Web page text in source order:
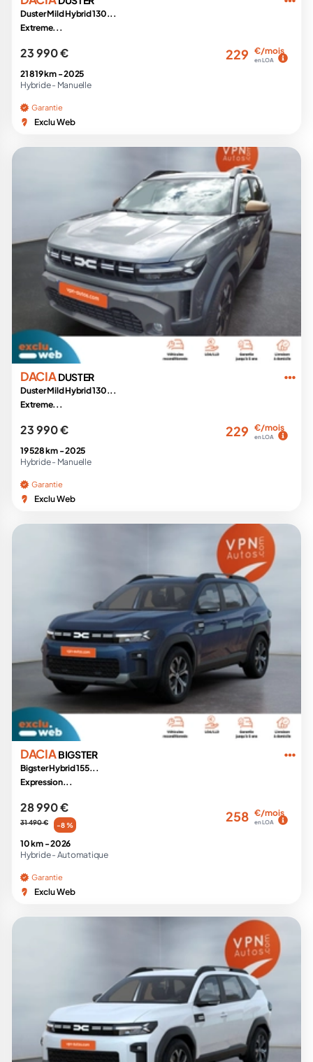
Duster Mild Hybrid 130...
Extreme...
23 990 € 229 €/mois
en LOA
21 819 km -2025
Hybride - Manuelle
Garantie
Exclu Web
DACIADUSTER
Duster Mild Hybrid 130...
Extreme...
23 990 € 229 €/mois
en LOA
19 528 km -2025
Hybride - Manuelle
Garantie
Exclu Web
DACIABIGSTER
Bigster Hybrid 155...
Expression...
28 990 €
31 490 € -8 %
258 €/mois
en LOA
10 km -2026
Hybride - Automatique
Garantie
Exclu Web